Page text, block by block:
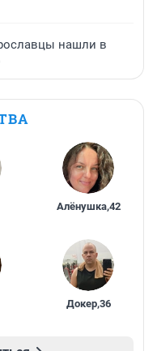
нашли в
Алёнушка,42
Докер,36